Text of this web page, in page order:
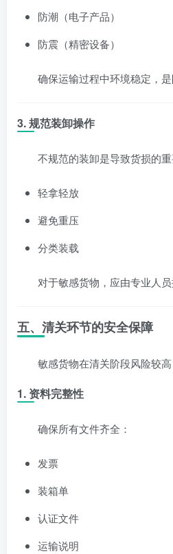
防潮（电子产品）
防震（精密设备）
确保运输过程中环境稳定，是
3.规范装卸操作
不规范的装卸是导致货损的重
轻拿轻放
避免重压
分类装载
对于敏感货物，应由专业人员
五、清关环节的安全保障
敏感货物在清关阶段风险较高
1. 资料完整性
确保所有文件齐全：
发票
装箱单
认证文件
运输说明